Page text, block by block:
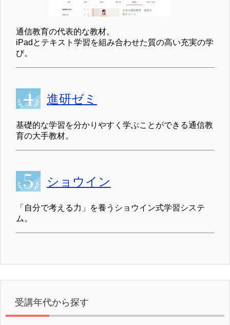
通信教育の代表的な教材。
iPadとテキスト学習を組み合わせた質の高い充実の学
び。
進研ゼミ
基礎的な学習を分かりやすく学ぶことができる通信教
育の大手教材。
ショウイン
「自分で考える力」を養うショウイン式学習システ
ム。
受講年代から探す